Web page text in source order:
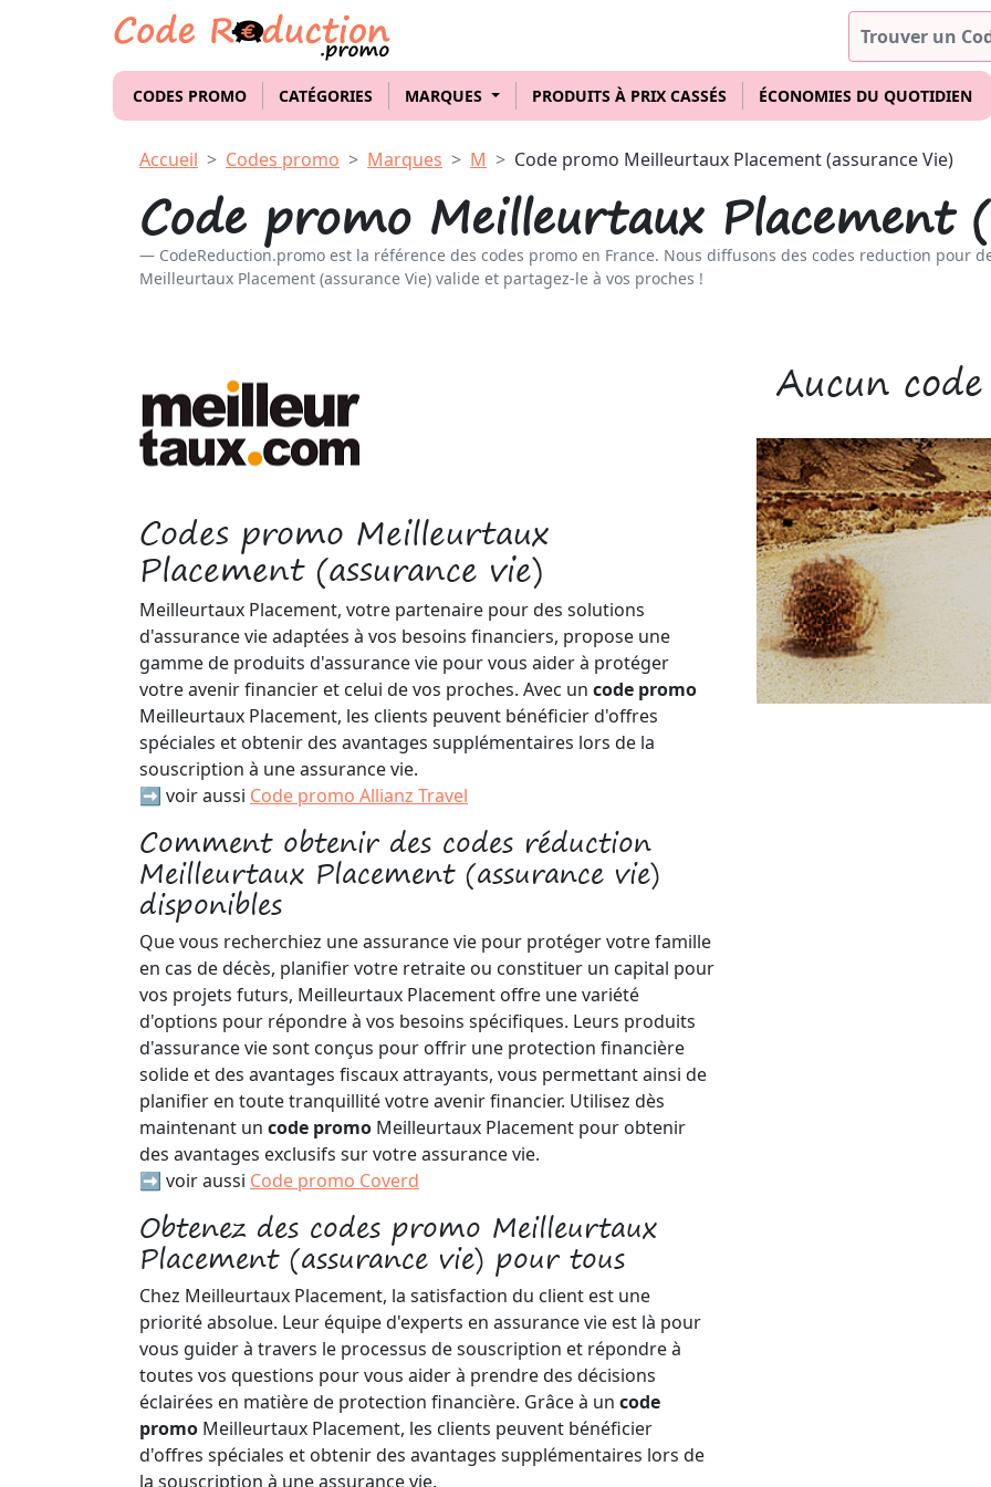
CODES PROMO CATÉGORIES MARQUES PRODUITS À PRIX CASSÉS ÉCONOMIES DU QUOTIDIEN
Accueil Codes promo Marques M Code promo Meilleurtaux Placement (assurance Vie)
Code promo Meilleurtaux Placement
CodeReduction.promo est la référence des codes promo en France. Nous diffusons des codes reduction pour
Meilleurtaux Placement (assurance Vie) valide et partagez-le à vos proches !
Codes promo Meilleurtaux
Placement (assurance vie)
Meilleurtaux Placement, votre partenaire pour des solutions
d'assurance vie adaptées à vos besoins financiers, propose une
gamme de produits d'assurance vie pour vous aider à protéger
votre avenir financier et celui de vos proches. Avec un code promo
Meilleurtaux Placement, les clients peuvent bénéficier d'offres
spéciales et obtenir des avantages supplémentaires lors de la
souscription à une assurance vie.
➡️ voir aussi Code promo Allianz Travel
Comment obtenir des codes réduction
Meilleurtaux Placement (assurance vie)
disponibles
Que vous recherchiez une assurance vie pour protéger votre famille
en cas de décès, planifier votre retraite ou constituer un capital pour
vos projets futurs, Meilleurtaux Placement offre une variété
d'options pour répondre à vos besoins spécifiques. Leurs produits
d'assurance vie sont conçus pour offrir une protection financière
solide et des avantages fiscaux attrayants, vous permettant ainsi de
planifier en toute tranquillité votre avenir financier. Utilisez dès
maintenant un code promo Meilleurtaux Placement pour obtenir
des avantages exclusifs sur votre assurance vie.
➡️ voir aussi Code promo Coverd
Obtenez des codes promo Meilleurtaux
Placement (assurance vie) pour tous
Chez Meilleurtaux Placement, la satisfaction du client est une
priorité absolue. Leur équipe d'experts en assurance vie est là pour
vous guider à travers le processus de souscription et répondre à
toutes vos questions pour vous aider à prendre des décisions
éclairées en matière de protection financière. Grâce à un code
promo Meilleurtaux Placement, les clients peuvent bénéficier
d'offres spéciales et obtenir des avantages supplémentaires lors de
la souscription à une assurance vie.
Aucun